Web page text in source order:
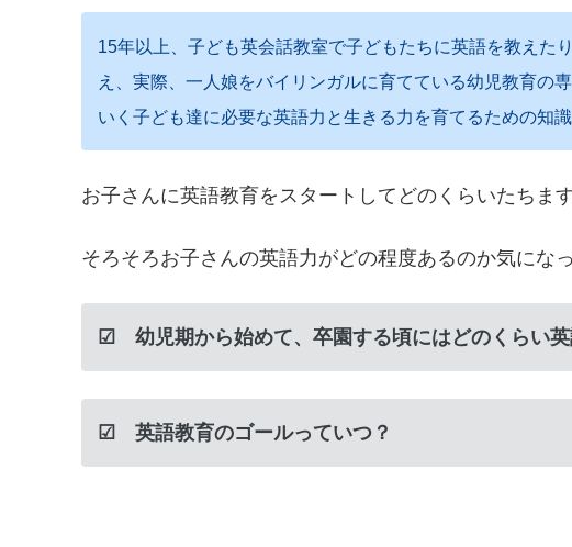
15年以上、子ども英会話教室で子どもたちに英語を教えた
え、実際、一人娘をバイリンガルに育てている幼児教育の
いく子ども達に必要な英語力と生きる力を育てるための知
お子さんに英語教育をスタートしてどのくらいたちま
そろそろお子さんの英語力がどの程度あるのか気にな
☑ 幼児期から始めて、卒園する頃にはどのくらい英
☑ 英語教育のゴールっていつ？